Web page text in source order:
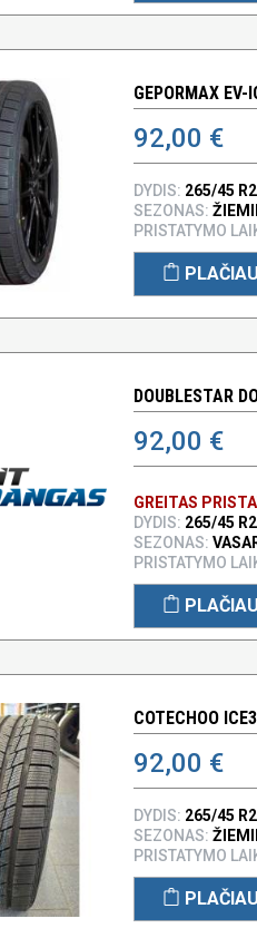
GEPORMAX
92,00 €
DYDIS: 265/45
SEZONAS:
PRISTATYMO
PLAČIAU
DOUBLESTAR
92,00 €
GREITAS
DYDIS: 265/45
SEZONAS:
PRISTATYMO
PLAČIAU
COTECHOO
92,00 €
DYDIS: 265/45
SEZONAS:
PRISTATYMO
PLAČIAU